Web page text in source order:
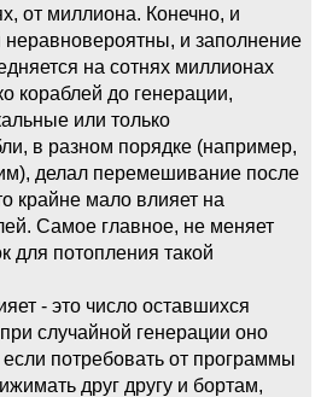
от миллиона. Конечно, и
и заполнение
на сотнях миллионах
кораблей до генерации,
или только
в разном порядке (например,
делал перемешивание после
крайне мало влияет на
Самое главное, не меняет
для потопления такой
- это число оставшихся
случайной генерации оно
потребовать от программы
друг другу и бортам,